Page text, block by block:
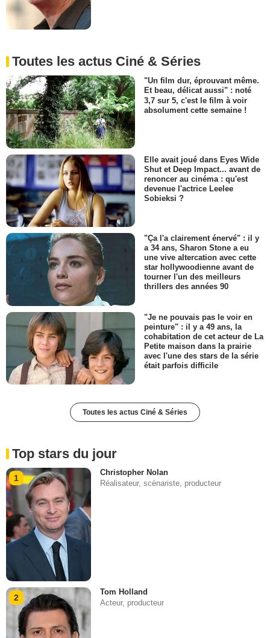
Toutes les actus Ciné & Séries
"Un film dur, éprouvant même.
Et beau, délicat aussi" : noté
3,7 sur 5, c'est le film à voir
absolument cette semaine !
Elle avait joué dans Eyes Wide
Shut et Deep Impact... avant de
renoncer au cinéma : qu'est
devenue l'actrice Leelee
Sobieksi ?
"Ça l'a clairement énervé" : il y
a 34 ans, Sharon Stone a eu
une vive altercation avec cette
star hollywoodienne avant de
tourner l'un des meilleurs
thrillers des années 90
"Je ne pouvais pas le voir en
peinture" : il y a 49 ans, la
cohabitation de cet acteur de La
Petite maison dans la prairie
avec l'une des stars de la série
était parfois difficile
Toutes les actus Ciné & Séries
Top stars du jour
1
Christopher Nolan
Réalisateur, scénariste, producteur
2
Tom Holland
Acteur, producteur